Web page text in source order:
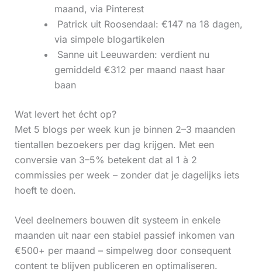
maand, via Pinterest
‍ Patrick uit Roosendaal: €147 na 18 dagen,
via simpele blogartikelen
‍ Sanne uit Leeuwarden: verdient nu
gemiddeld €312 per maand naast haar
baan
Wat levert het écht op?
Met 5 blogs per week kun je binnen 2–3 maanden
tientallen bezoekers per dag krijgen. Met een
conversie van 3–5% betekent dat al 1 à 2
commissies per week – zonder dat je dagelijks iets
hoeft te doen.
Veel deelnemers bouwen dit systeem in enkele
maanden uit naar een stabiel passief inkomen van
€500+ per maand – simpelweg door consequent
content te blijven publiceren en optimaliseren.